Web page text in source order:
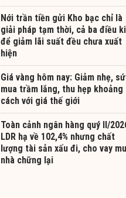
Nới trần tiền gửi Kho bạc chỉ là
giải pháp tạm thời, cả ba điều
để giảm lãi suất đều chưa xuất
hiện
Giá vàng hôm nay: Giảm nhẹ,
mua trầm lắng, thu hẹp khoảng
cách với giá thế giới
Toàn cảnh ngân hàng quý II/
LDR hạ về 102,4% nhưng chất
lượng tài sản xấu đi, cho vay
nhà chững lại